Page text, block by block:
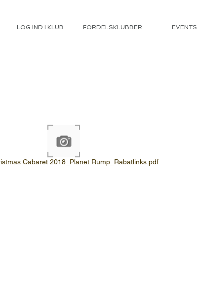
LOG IND I KLUB FORDELSKLUBBER EVENTS
Cabaret 2018_Planet Rump_Rabatlinks.pdf